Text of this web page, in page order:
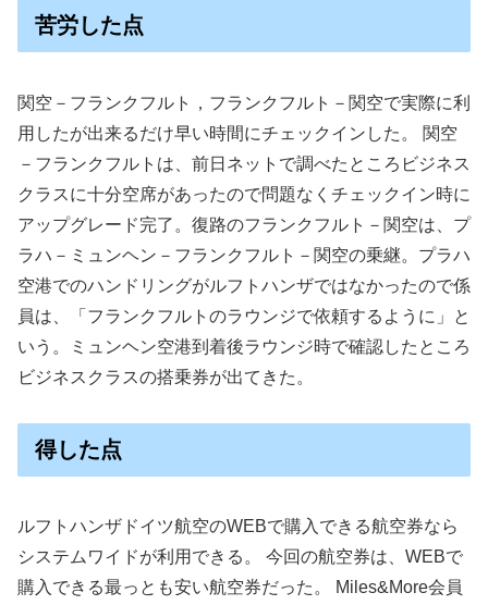
苦労した点
関空－フランクフルト，フランクフルト－関空で実際に利
用したが出来るだけ早い時間にチェックインした。 関空
－フランクフルトは、前日ネットで調べたところビジネス
クラスに十分空席があったので問題なくチェックイン時に
アップグレード完了。復路のフランクフルト－関空は、プ
ラハ－ミュンヘン－フランクフルト－関空の乗継。プラハ
空港でのハンドリングがルフトハンザではなかったので係
員は、「フランクフルトのラウンジで依頼するように」と
いう。ミュンヘン空港到着後ラウンジ時で確認したところ
ビジネスクラスの搭乗券が出てきた。
得した点
ルフトハンザドイツ航空のWEBで購入できる航空券なら
システムワイドが利用できる。 今回の航空券は、WEBで
購入できる最っとも安い航空券だった。 Miles&More会員